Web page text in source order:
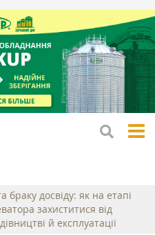
браку досвіду: як на етапі
захиститися від
й експлуатації